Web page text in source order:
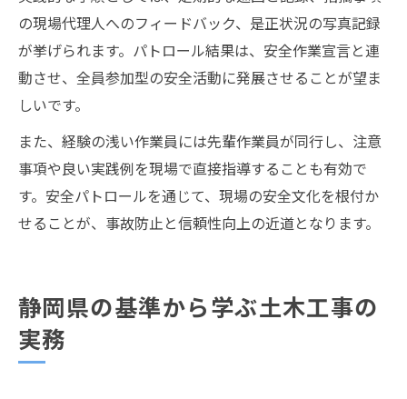
の現場代理人へのフィードバック、是正状況の写真記録
が挙げられます。パトロール結果は、安全作業宣言と連
動させ、全員参加型の安全活動に発展させることが望ま
しいです。
また、経験の浅い作業員には先輩作業員が同行し、注意
事項や良い実践例を現場で直接指導することも有効で
す。安全パトロールを通じて、現場の安全文化を根付か
せることが、事故防止と信頼性向上の近道となります。
静岡県の基準から学ぶ土木工事の
実務